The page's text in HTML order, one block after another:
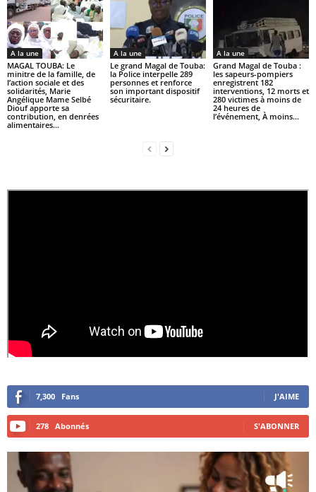
A la une
MAGAL TOUBA: Le
minitre de la famille, de
l’action sociale et des
solidarités, Marie
Angélique Mame Selbé
Diouf apporte sa
contribution, en denrées
alimentaires...
A la une
Le grand Magal de Touba:
la Police interpelle 289
personnes et renforce
son important dispositif
sécuritaire.
A la une
Grand Magal de Touba :
les sapeurs-pompiers
enregistrent 182
interventions, 12 morts et
280 victimes à moins de
24 heures de
l’événement, À moins...
7,300 Fans J'AIME
278 Abonnés S'ABONNER